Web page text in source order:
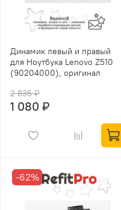
Динамик левый и правый
для Ноутбука Lenovo Z510
(90204000), оригинал
2 835 ₽
1 080 ₽
-62%